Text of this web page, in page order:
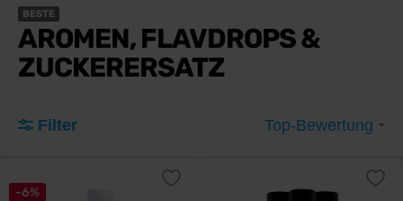
BESTE
AROMEN, FLAVDROPS &
ZUCKERERSATZ
Filter Top-Bewertung
-6%